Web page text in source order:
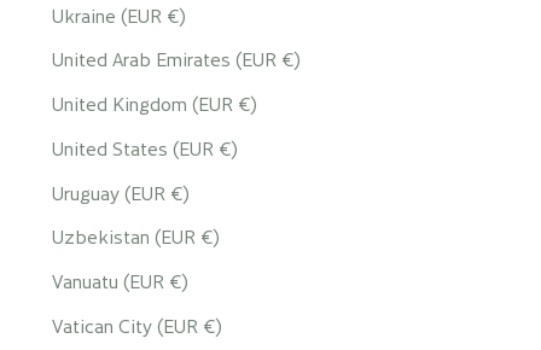
Ukraine (EUR €)
United Arab Emirates (EUR €)
United Kingdom (EUR €)
United States (EUR €)
Uruguay (EUR €)
Uzbekistan (EUR €)
Vanuatu (EUR €)
Vatican City (EUR €)